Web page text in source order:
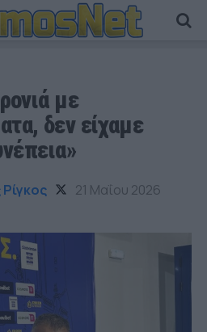
με
δεν είχαμε
21 Μαΐου 2026